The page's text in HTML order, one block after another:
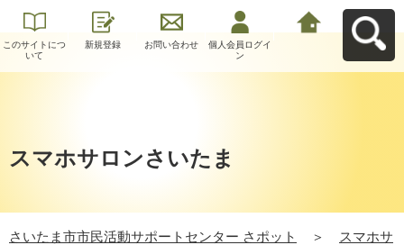
このサイトにつ
いて
新規登録 お問い合わせ
個人会員ログイ
ン
スマホサロンさいたま
さいたま市市民活動サポートセンター さポット ＞
スマホサ